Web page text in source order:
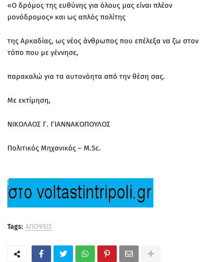
«Ο δρόμος της ευθύνης για όλους μας είναι πλέον
μονόδρομος» και ως απλός πολίτης
της Αρκαδίας, ως νέος άνθρωπος που επέλεξα να ζω στον
τόπο που με γέννησε,
παρακαλώ για τα αυτονόητα από την θέση σας.
Με εκτίμηση,
ΝΙΚΟΛΑΟΣ Γ. ΓΙΑΝΝΑΚΟΠΟΥΛΟΣ
Πολιτικός Μηχανικός – M.Sc.
Tags: ΑΠΟΨΕΙΣ